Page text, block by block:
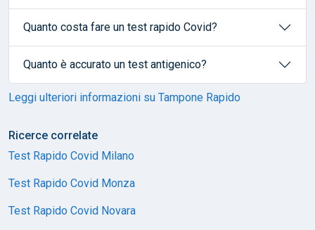
Quanto costa fare un test rapido Covid?
Quanto è accurato un test antigenico?
Leggi ulteriori informazioni su Tampone Rapido
Ricerce correlate
Test Rapido Covid Milano
Test Rapido Covid Monza
Test Rapido Covid Novara